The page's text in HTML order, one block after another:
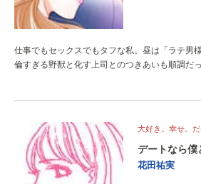
仕事でもセックスでもタフな私。昼は「ラテ男
倫すぎる野獣と化す上司とのつきあいも順調だ
大好き。幸せ。
デートなら僕
花田祐実